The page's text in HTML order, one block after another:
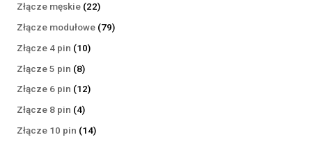
Złącze męskie 2222
produkty
Złącze modułowe 7979
Złącze 4 pin 1010
Złącze 5 pin 88
produktów
Złącze 6 pin 1212
Złącze 8 pin 44
produkty
Złącze 10 pin 1414